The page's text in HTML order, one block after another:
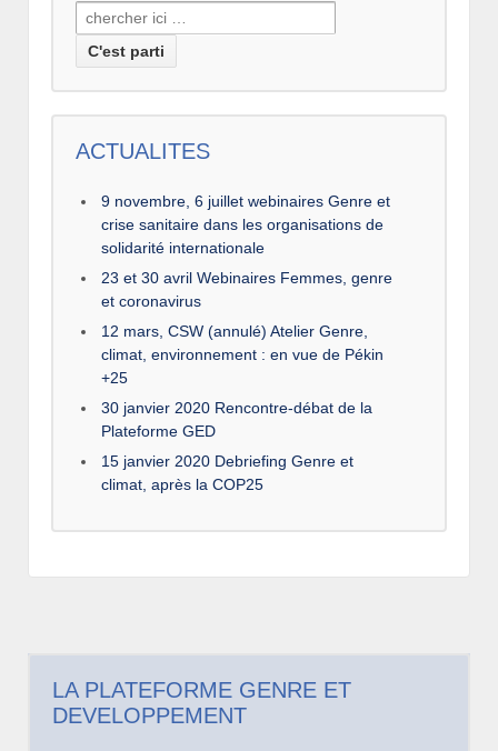
Recherche
pour:
ACTUALITES
9 novembre, 6 juillet webinaires Genre et
crise sanitaire dans les organisations de
solidarité internationale
23 et 30 avril Webinaires Femmes, genre
et coronavirus
12 mars, CSW (annulé) Atelier Genre,
climat, environnement : en vue de Pékin
+25
30 janvier 2020 Rencontre-débat de la
Plateforme GED
15 janvier 2020 Debriefing Genre et
climat, après la COP25
LA PLATEFORME GENRE ET
DEVELOPPEMENT